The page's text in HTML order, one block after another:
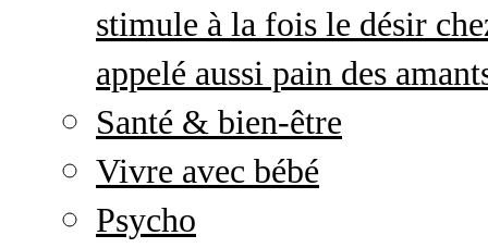
stimule à la fois le désir
appelé aussi pain des
Santé & bien-être
Vivre avec bébé
Psycho